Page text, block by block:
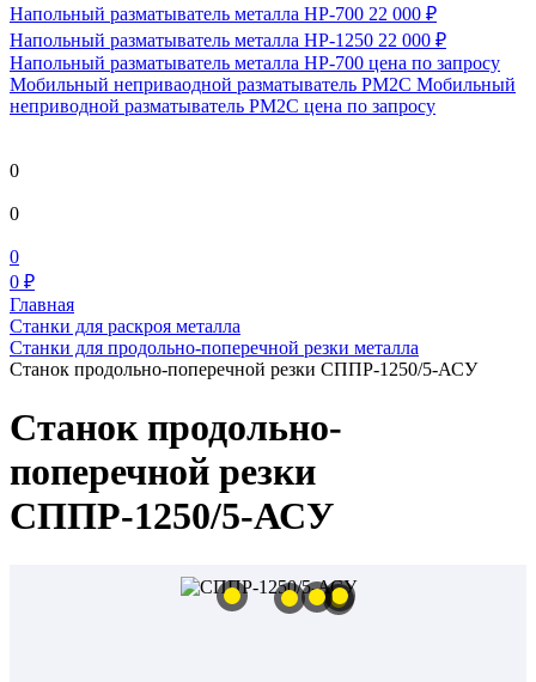
Напольный разматыватель металла HP-700 22 000 ₽
Напольный разматыватель металла HP-1250 22 000 ₽
Напольный разматыватель металла HP-700 цена по запросу
Мобильный непривaодной разматыватель РМ2С Мобильный
неприводной разматыватель РМ2С цена по запросу
0
0
0
0 ₽
Главная
Станки для раскроя металла
Станки для продольно-поперечной резки металла
Станок продольно-поперечной резки СППР-1250/5-АСУ
Станок продольно-
поперечной резки
СППР-1250/5-АСУ